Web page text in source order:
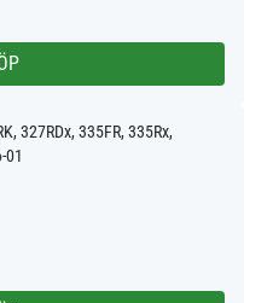
327RDx, 335FR, 335Rx,
01